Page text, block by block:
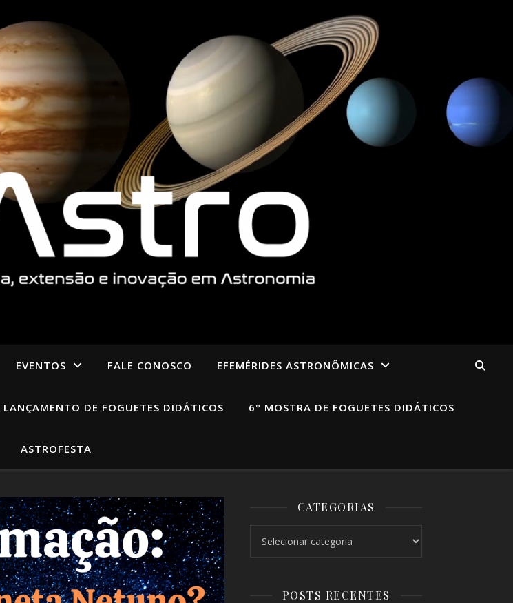
EVENTOS FALE CONOSCO EFEMÉRIDES ASTRONÔMICAS
DE FOGUETES DIDÁTICOS 6° MOSTRA DE FOGUETES DIDÁTICOS
ASTROFESTA
CATEGORIAS
POSTS RECENTES